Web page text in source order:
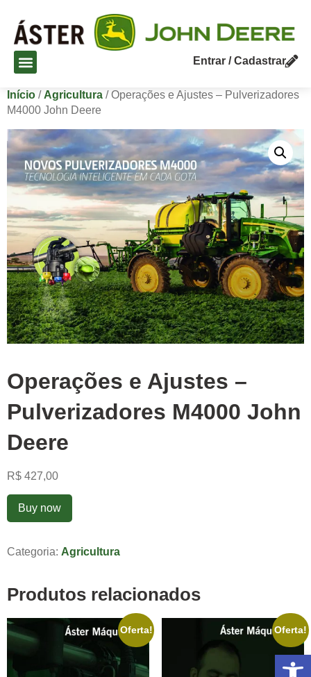
Abrir
Entrar / Cadastrar
Início / Agricultura / Operações e Ajustes – Pulverizadores
M4000 John Deere
Operações e Ajustes –
Pulverizadores M4000 John
Deere
R$ 427,00
Buy now
Categoria: Agricultura
Produtos relacionados
Oferta! Oferta!